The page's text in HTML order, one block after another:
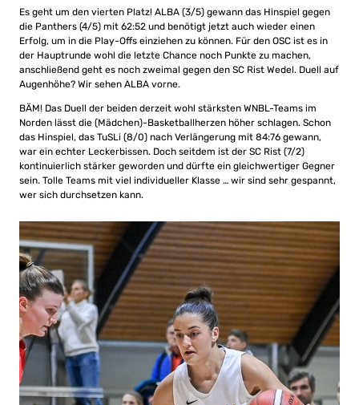
Es geht um den vierten Platz! ALBA (3/5) gewann das Hinspiel gegen
die Panthers (4/5) mit 62:52 und benötigt jetzt auch wieder einen
Erfolg, um in die Play-Offs einziehen zu können. Für den OSC ist es in
der Hauptrunde wohl die letzte Chance noch Punkte zu machen,
anschließend geht es noch zweimal gegen den SC Rist Wedel. Duell auf
Augenhöhe? Wir sehen ALBA vorne.
BÄM! Das Duell der beiden derzeit wohl stärksten WNBL-Teams im
Norden lässt die (Mädchen)-Basketballherzen höher schlagen. Schon
das Hinspiel, das TuSLi (8/0) nach Verlängerung mit 84:76 gewann,
war ein echter Leckerbissen. Doch seitdem ist der SC Rist (7/2)
kontinuierlich stärker geworden und dürfte ein gleichwertiger Gegner
sein. Tolle Teams mit viel individueller Klasse … wir sind sehr gespannt,
wer sich durchsetzen kann.